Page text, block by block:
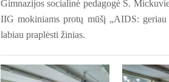
Gimnazijos socialinė pedagogė S.
IIG mokiniams protų mūšį „AIDS:
labiau praplėsti žinias.